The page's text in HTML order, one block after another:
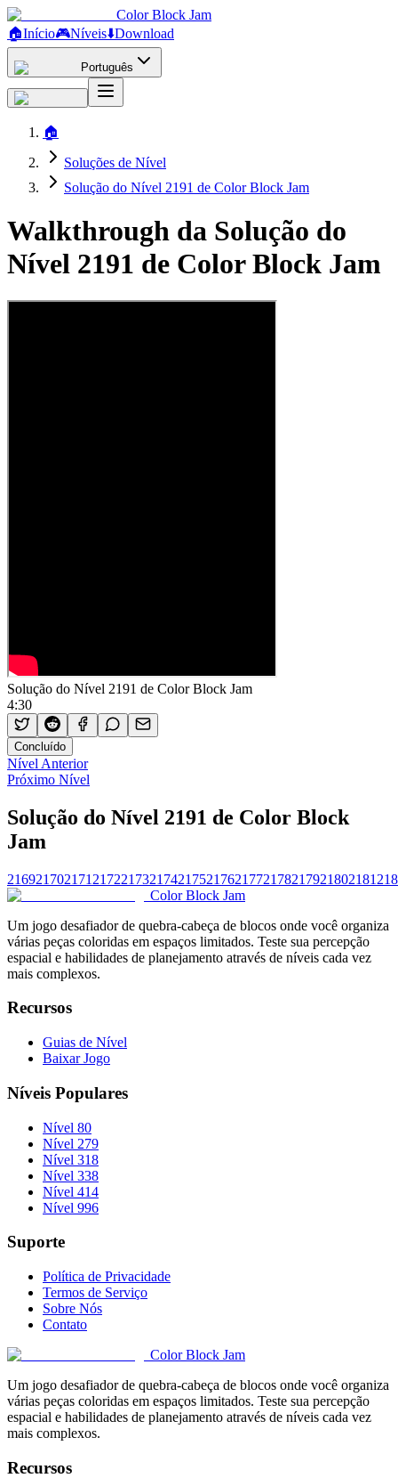
Color Block Jam
🏠Início🎮Níveis⬇️Download
Português
🏠
Soluções de Nível
Solução do Nível 2191 de Color Block Jam
Walkthrough da Solução do
Nível 2191 de Color Block Jam
Solução do Nível 2191 de Color Block Jam
4:30
Concluído
Nível Anterior
Próximo Nível
Solução do Nível 2191 de Color Block
Jam
216921702171 2172217321742175217621772178217921802181
Color Block Jam
Um jogo desafiador de quebra-cabeça de blocos onde você organiza
várias peças coloridas em espaços limitados. Teste sua percepção
espacial e habilidades de planejamento através de níveis cada vez
mais complexos.
Recursos
Guias de Nível
Baixar Jogo
Níveis Populares
Nível 80
Nível 279
Nível 318
Nível 338
Nível 414
Nível 996
Suporte
Política de Privacidade
Termos de Serviço
Sobre Nós
Contato
Color Block Jam
Um jogo desafiador de quebra-cabeça de blocos onde você organiza
várias peças coloridas em espaços limitados. Teste sua percepção
espacial e habilidades de planejamento através de níveis cada vez
mais complexos.
Recursos